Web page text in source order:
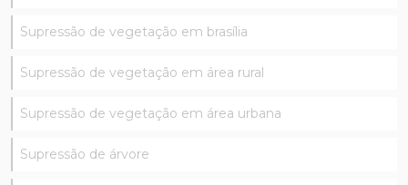
Supressão de vegetação em brasília
Supressão de vegetação em área rural
Supressão de vegetação em área urbana
Supressão de árvore